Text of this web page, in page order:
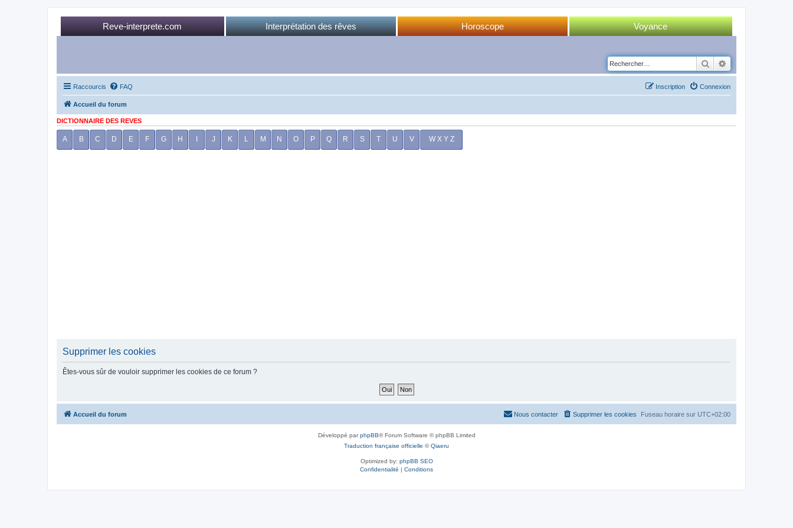
Reve-interprete.com
Interprétation des rêves
Horoscope
Voyance
Tirage Tarot
Rechercher
Raccourcis FAQ Connexion
Inscription
Accueil du forum
DICTIONNAIRE DES REVES
A B C D E F G H J K L M N O P Q R S T U V W X Y Z
Supprimer les cookies
Êtes-vous sûr de vouloir supprimer les cookies de ce forum ?
Accueil du forum Fuseau horaire sur UTC+02:00
Supprimer les cookies
Nous contacter
Développé parphpBB® Forum Software © phpBB Limited
Traduction française officielle ©Qiaeru
Optimized by: phpBB SEO
Confidentialité | Conditions